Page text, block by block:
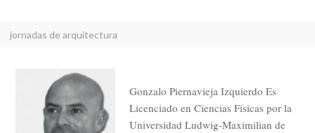
jornadas de arquitectura
Gonzalo Piernavieja Izquierdo Es
Licenciado en Ciencias Físicas por la
Universidad Ludwig-Maximilian de